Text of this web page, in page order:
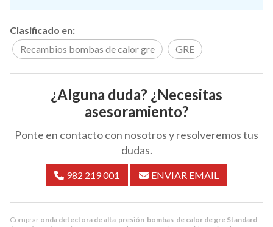
Comprar onda detectora de alta presión bombas de calor de gre Standard
Clasificado en:
Recambios bombas de calor gre
GRE
¿Alguna duda? ¿Necesitas
asesoramiento?
Ponte en contacto con nosotros y resolveremos tus
dudas.
982 219 001 ENVIAR EMAIL